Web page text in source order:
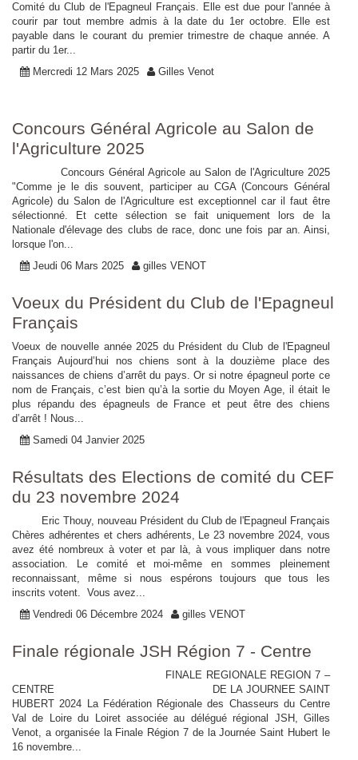
Comité du Club de l'Epagneul Français. Elle est due pour l'année à
courir par tout membre admis à la date du 1er octobre. Elle est
payable dans le courant du premier trimestre de chaque année. A
partir du 1er...
Mercredi 12 Mars 2025
Gilles Venot
Concours Général Agricole au Salon de
l'Agriculture 2025
Concours Général Agricole au Salon de l'Agriculture 2025
"Comme je le dis souvent, participer au CGA (Concours Général
Agricole) du Salon de l'Agriculture est exceptionnel car il faut être
sélectionné. Et cette sélection se fait uniquement lors de la
Nationale d'élevage des clubs de race, donc une fois par an. Ainsi,
lorsque l'on...
Jeudi 06 Mars 2025
gilles VENOT
Voeux du Président du Club de l'Epagneul
Français
Voeux de nouvelle année 2025 du Président du Club de l'Epagneul
Français Aujourd’hui nos chiens sont à la douzième place des
naissances de chiens d’arrêt du pays. Or si notre épagneul porte ce
nom de Français, c’est bien qu’à la sortie du Moyen Age, il était le
plus répandu des épagneuls de France et peut être des chiens
d’arrêt ! Nous...
Samedi 04 Janvier 2025
Résultats des Elections de comité du CEF
du 23 novembre 2024
Eric Thouy, nouveau Président du Club de l'Epagneul Français
Chères adhérentes et chers adhérents, Le 23 novembre 2024, vous
avez été nombreux à voter et par là, à vous impliquer dans notre
association. Le comité et moi-même en sommes pleinement
reconnaissant, même si nous espérons toujours que tous les
inscrits votent. Vous avez...
Vendredi 06 Décembre 2024
gilles VENOT
Finale régionale JSH Région 7 - Centre
FINALE REGIONALE REGION 7 –
CENTRE DE LA JOURNEE SAINT
HUBERT 2024 La Fédération Régionale des Chasseurs du Centre
Val de Loire du Loiret associée au délégué régional JSH, Gilles
Venot, a organisée la Finale Région 7 de la Journée Saint Hubert le
16 novembre...